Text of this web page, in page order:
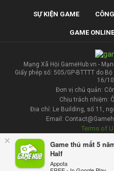
×
Game thủ mất 5
Half
Appota
SỰ KIỆN GAME
GAME ONLINE
Mạng Xã Hội GameHub.vn -
Giấy phép số: 505/GP-BTTTT do
16/
Đơn vị chủ quản:
Chịu trách nhiệm:
Địa chỉ: Le Building, số 11,
Email:
Terms of
Liên